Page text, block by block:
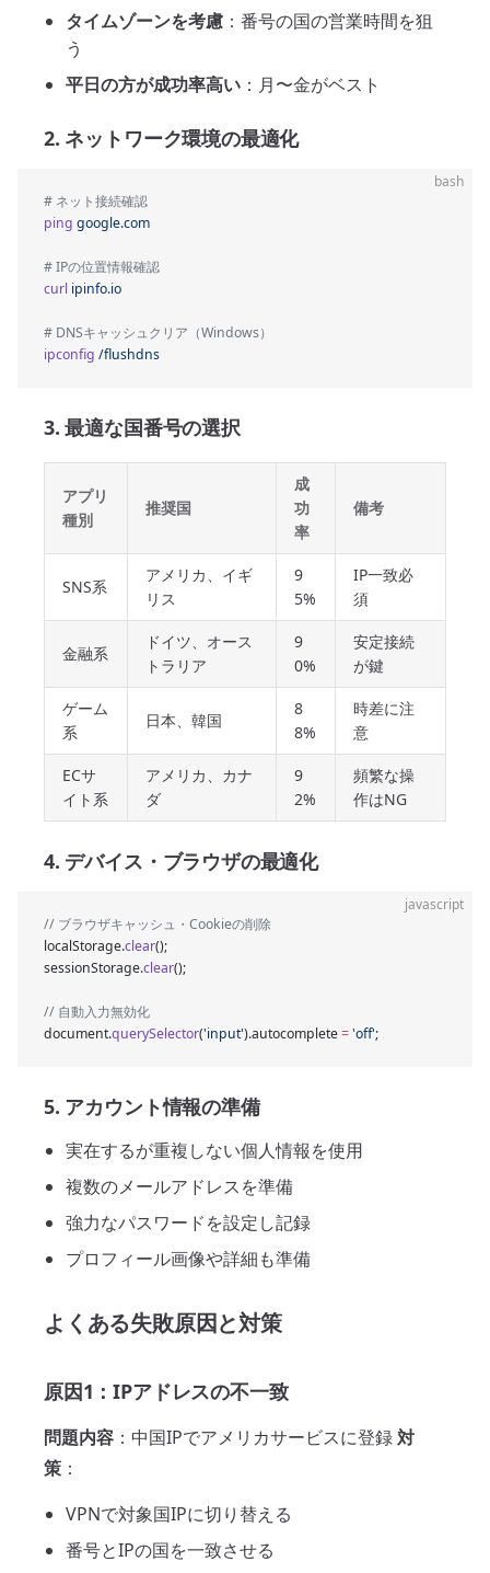
タイムゾーンを考慮 ：番号の国の営業時間を狙
う
平日の方が成功率高い ：月〜金がベスト
2. ネットワーク環境の最適化
bash
# ネット接続確認
ping google.com
# IPの位置情報確認
curl ipinfo.io
# DNSキャッシュクリア（Windows）
ipconfig /flushdns
3. 最適な国番号の選択
アプリ
種別
推奨国
成
功
率
備考
SNS系
アメリカ、イギ
リス
9
5%
IP一致必
須
金融系
ドイツ、オース
トラリア
9
0%
安定接続
が鍵
ゲーム
系
日本、韓国
8
8%
時差に注
意
ECサ
イト系
アメリカ、カナ
ダ
9
2%
頻繁な操
作はNG
4. デバイス・ブラウザの最適化
javascript
// ブラウザキャッシュ・Cookieの削除
localStorage.clear();
sessionStorage.clear();
// 自動入力無効化
document.querySelector('input').autocomplete = 'off';
5. アカウント情報の準備
実在するが重複しない個人情報を使用
複数のメールアドレスを準備
強力なパスワードを設定し記録
プロフィール画像や詳細も準備
よくある失敗原因と対策
原因1：IPアドレスの不一致
問題内容 ：中国IPでアメリカサービスに登録対
策 ：
VPNで対象国IPに切り替える
番号とIPの国を一致させる